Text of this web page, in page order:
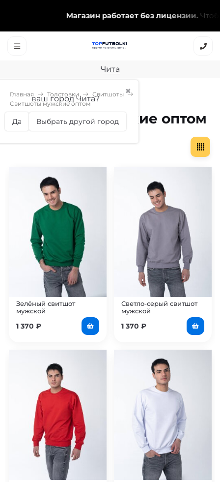
Магазин работает без лицензии.Чтобы
Чита
✖
ваш город Чита?
Да Выбрать другой город
Главная Толстовки
Свитшоты
Свитшоты мужские оптом
Свитшоты мужские оптом
Зелёный свитшот
мужской
1 370 ₽
Светло-серый свитшот
мужской
1 370 ₽